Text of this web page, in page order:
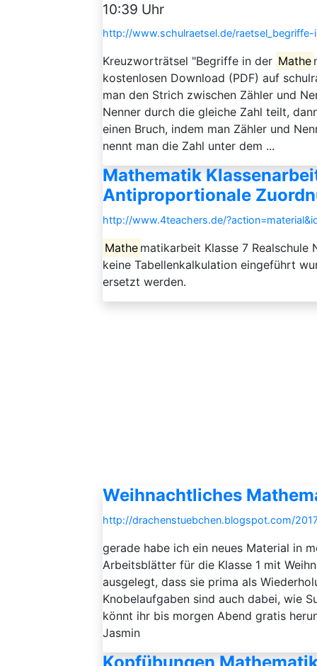
10:39 Uhr
http://www.schulraetsel.de/
Kreuzworträtsel "Begriffe in der Mathe
kostenlosen Download (PDF) auf
man den Strich zwischen Zähler und
Nenner durch die gleiche Zahl teilt,
einen Bruch, indem man Zähler und
nennt man die Zahl unter dem ...
Mathematik
Antiproportionale
http://www.4teachers.de/
Mathe matikarbeit Klasse 7 Realschule
keine Tabellenkalkulation eingeführt
ersetzt werden.
Weihnachtliches
http://drachenstuebchen.blogspot.com/
gerade habe ich ein neues Material in
Arbeitsblätter für die Klasse 1 mit
ausgelegt, dass sie prima als
Knobelaufgaben sind auch dabei, wie
könnt ihr bis morgen Abend gratis
Jasmin